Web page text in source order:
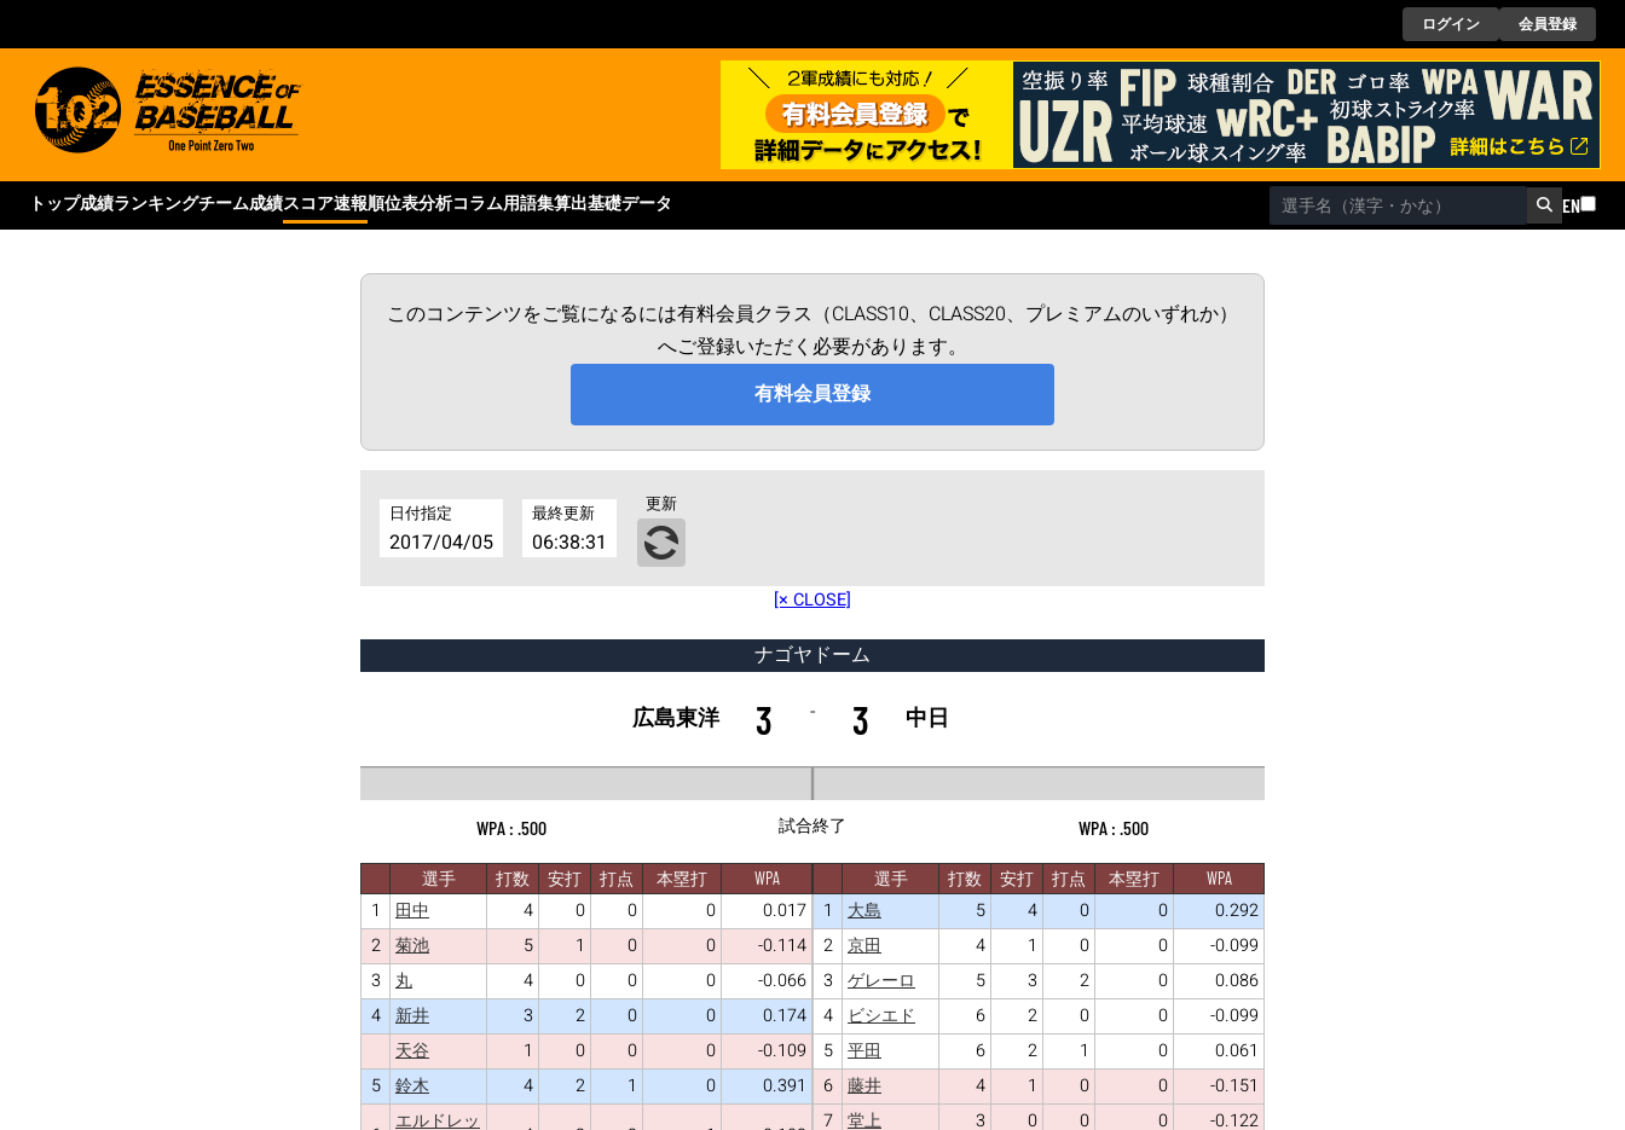
ログイン 会員登録
トップ成績ランキングチーム成績スコア速報順位表分析コラム用語集算出基礎データ EN
このコンテンツをご覧になるには有料会員クラス（CLASS10、CLASS20、プレミアムのいずれか）
へご登録いただく必要があります。
有料会員登録
日付指定
2017/04/05
最終更新
06:38:31
更新
[× CLOSE]
ナゴヤドーム
広島東洋 3 - 3 中日
.500 試合終了 .500
選手 打数 安打 打点 本塁打 WPA
1 田中 4 0 0 0
0.017
2
菊池 5 1 0 0
-0.114
3
丸 4 0 0 0
-0.066
4
新井 3 2 0 0 0.174
天谷 1 0 0 0
-0.109
5
鈴木 4 2 1 0
0.391
エルドレッ
選手 打数 安打 打点 本塁打 WPA
1 大島 5 4 0 0
0.292
2
京田 4 1 0 0
-0.099
3
ゲレーロ 5 3 2 0
0.086
4
ビシエド 6 2 0 0
-0.099
5
平田 6 2 1 0
0.061
6
藤井 4 1 0 0
-0.151
7
堂上 3 0 0 0 -0.122